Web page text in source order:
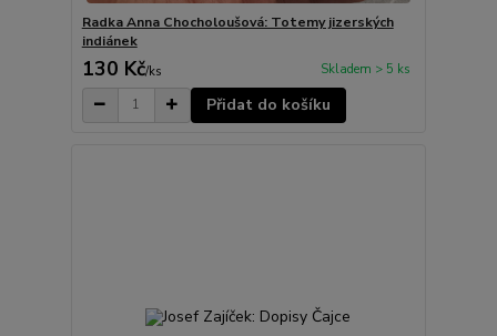
Radka Anna Chocholoušová: Totemy jizerských
indiánek
130 Kč/ks Skladem > 5 ks
Přidat do košíku